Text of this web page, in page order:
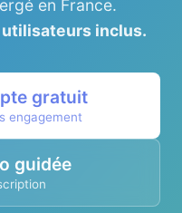
en France.
inclus.
gratuit
engagement
guidée